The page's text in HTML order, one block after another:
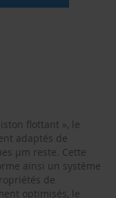
flottant », le
adaptés de
µm reste. Cette
ainsi un système
de
optimisés, le